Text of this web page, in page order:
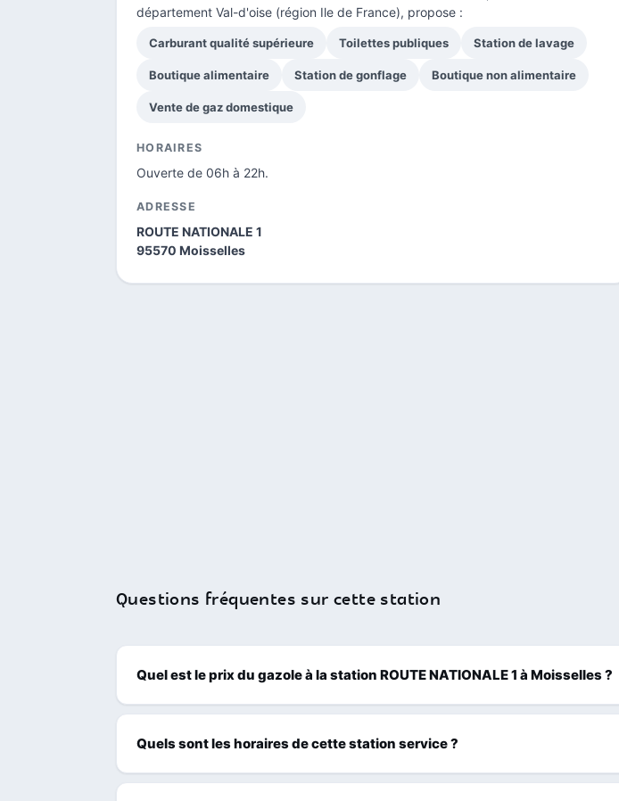
département Val-d'oise (région Ile de France), propose :
Carburant qualité supérieure Toilettes publiques Station de lavage
Boutique alimentaire Station de gonflage Boutique non alimentaire
Vente de gaz domestique
HORAIRES
Ouverte de 06h à 22h.
ADRESSE
ROUTE NATIONALE 1
95570 Moisselles
Questions fréquentes sur cette station
Quel est le prix du gazole à la station ROUTE NATIONALE 1 à Moisselles ?
Quels sont les horaires de cette station service ?